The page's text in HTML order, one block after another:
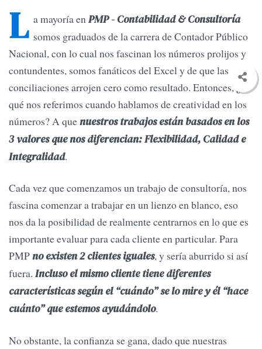
L a mayoría enPMP - Contabilidad & Consultoría
somos graduados de la carrera de Contador Público
Nacional, con lo cual nos fascinan los números prolijos y
contundentes, somos fanáticos del Excel y de que las
conciliaciones arrojen cero como resultado. Entonces, ¿A
qué nos referimos cuando hablamos de creatividad en los
números? A quenuestros trabajos están basados en los
3 valores que nos diferencian: Flexibilidad, Calidad e
Integralidad.
Cada vez que comenzamos un trabajo de consultoría, nos
fascina comenzar a trabajar en un lienzo en blanco, eso
nos da la posibilidad de realmente centrarnos en lo que es
importante evaluar para cada cliente en particular. Para
PMPno existen 2 clientes iguales, y sería aburrido si así
fuera. Incluso el mismo cliente tiene diferentes
características según el “cuándo” se lo mire y él “hace
cuánto” que estemos ayudándolo.
No obstante, la confianza se gana, dado que nuestras